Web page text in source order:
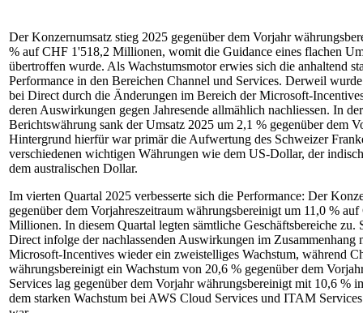
Der Konzernumsatz stieg 2025 gegenüber dem Vorjahr
% auf CHF 1'518,2 Millionen, womit die Guidance eines flachen
übertroffen wurde. Als Wachstumsmotor erwies sich die anhaltend
Performance in den Bereichen Channel und Services. Derweil
bei Direct durch die Änderungen im Bereich der Microsoft-
deren Auswirkungen gegen Jahresende allmählich nachliessen. In der
Berichtswährung sank der Umsatz 2025 um 2,1 % gegenüber dem
Hintergrund hierfür war primär die Aufwertung des Schweizer
verschiedenen wichtigen Währungen wie dem US-Dollar, der
dem australischen Dollar.
Im vierten Quartal 2025 verbesserte sich die Performance: Der
gegenüber dem Vorjahreszeitraum währungsbereinigt um 11,0 %
Millionen. In diesem Quartal legten sämtliche Geschäftsbereiche zu.
Direct infolge der nachlassenden Auswirkungen im Zusammenhang
Microsoft-Incentives wieder ein zweistelliges Wachstum, während
währungsbereinigt ein Wachstum von 20,6 % gegenüber dem
Services lag gegenüber dem Vorjahr währungsbereinigt mit 10,6 %
dem starken Wachstum bei AWS Cloud Services und ITAM